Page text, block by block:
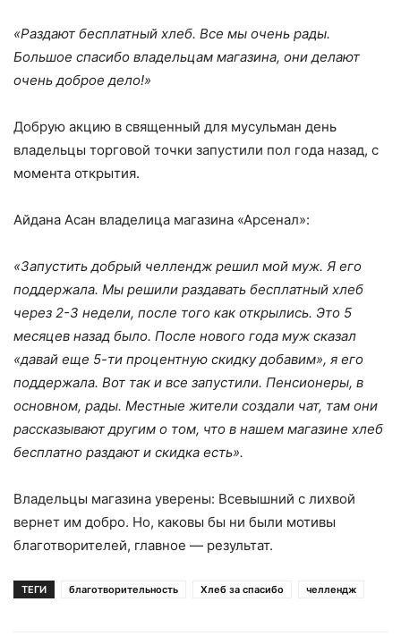
«Раздают бесплатный хлеб. Все мы очень рады.
Большое спасибо владельцам магазина, они делают
очень доброе дело!»
Добрую акцию в священный для мусульман день
владельцы торговой точки запустили пол года назад, с
момента открытия.
Айдана Асан владелица магазина «Арсенал»:
«Запустить добрый челлендж решил мой муж. Я его
поддержала. Мы решили раздавать бесплатный хлеб
через 2-3 недели, после того как открылись. Это 5
месяцев назад было. После нового года муж сказал
«давай еще 5-ти процентную скидку добавим», я его
поддержала. Вот так и все запустили. Пенсионеры, в
основном, рады. Местные жители создали чат, там они
рассказывают другим о том, что в нашем магазине хлеб
бесплатно раздают и скидка есть».
Владельцы магазина уверены: Всевышний с лихвой
вернет им добро. Но, каковы бы ни были мотивы
благотворителей, главное — результат.
ТЕГИ благотворительность Хлеб за спасибо челлендж